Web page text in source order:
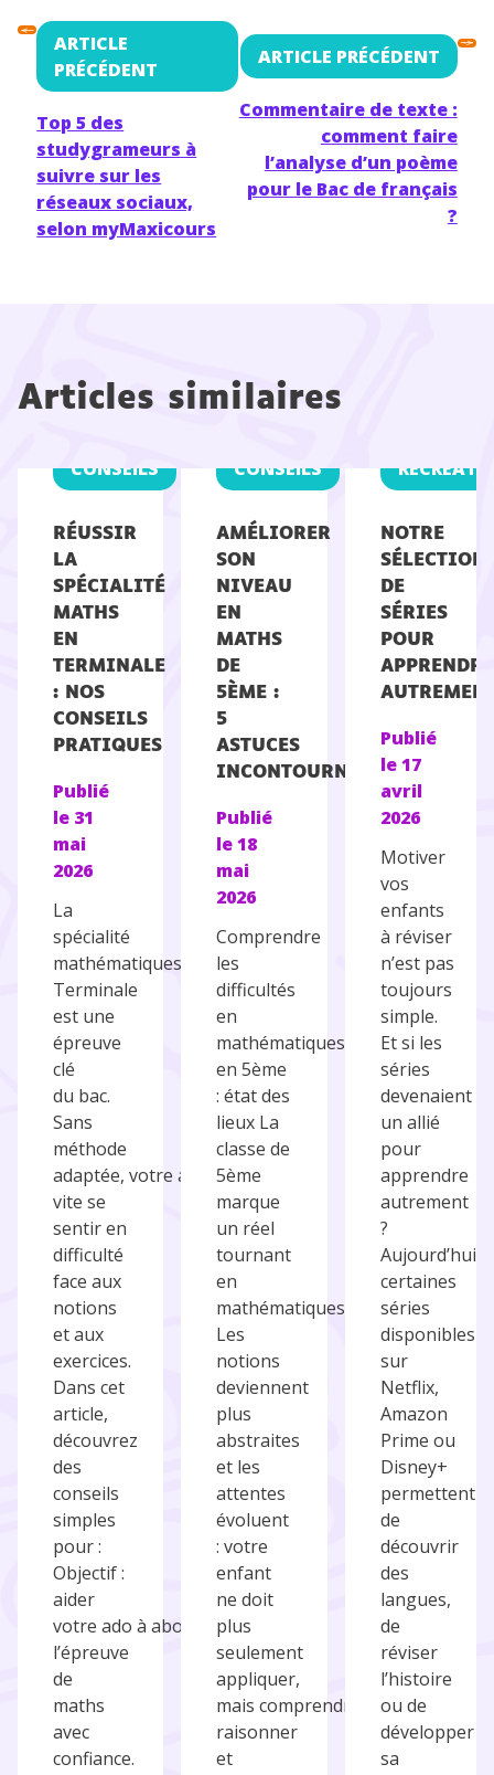
ARTICLE
PRÉCÉDENT
Top 5 des
studygrameurs à
suivre sur les
réseaux sociaux,
selon myMaxicours
ARTICLE PRÉCÉDENT
Commentaire de texte :
comment faire
l’analyse d’un poème
pour le Bac de français
?
Articles similaires
RÉUSSIR
LA
SPÉCIALITÉ
MATHS
EN
TERMINALE
: NOS
CONSEILS
PRATIQUES
CONSEILS
Publié
le 31
mai
2026
La
spécialité
mathématiques en
Terminale
est une
épreuve
clé
du bac.
Sans
méthode
adaptée, votre ado peut
vite se
sentir en
difficulté
face aux
notions
et aux
exercices.
Dans cet
article,
découvrez
des
conseils
simples
pour :
Objectif :
aider
votre ado à aborder
l’épreuve
de
maths
avec
confiance.
AMÉLIORER
SON
NIVEAU
EN
MATHS
DE
5ÈME :
5
ASTUCES
INCONTOURNABLES
CONSEILS
Publié
le18
mai
2026
Comprendre
les
difficultés
en
mathématiques
en 5ème
: état des
lieux La
classe de
5ème
marque
un réel
tournant
en
mathématiques.
Les
notions
deviennent
plus
abstraites
et les
attentes
évoluent
: votre
enfant
ne doit
plus
seulement
appliquer,
mais comprendre,
raisonner
et
NOTRE
SÉLECTION
DE
SÉRIES
POUR
APPRENDRE
Publié
le17
avril
2026
Motiver
vos
enfants
à réviser
n’est pas
toujours
simple.
Et si les
séries
devenaient
un allié
pour
apprendre
autrement
?
Aujourd’hui,
certaines
séries
disponibles
sur
Netflix,
Amazon
Prime ou
Disney+
permettent
de
découvrir
des
langues,
de
réviser
l’histoire
ou de
développer
sa